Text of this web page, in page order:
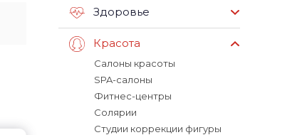
Здоровье
Красота
Салоны красоты
SPA-салоны
Фитнес-центры
Солярии
Студии коррекции фигуры